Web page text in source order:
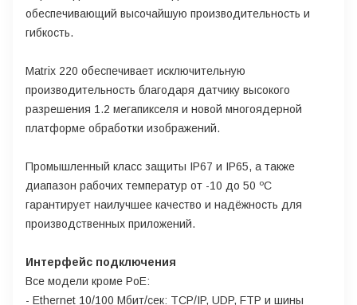
обеспечивающий высочайшую производительность и
гибкость.
Matrix 220 обеспечивает исключительную
производительность благодаря датчику высокого
разрешения 1.2 мегапикселя и новой многоядерной
платформе обработки изображений.
Промышленный класс защиты IP67 и IP65, а также
диапазон рабочих температур от -10 до 50 ºC
гарантирует наилучшее качество и надёжность для
производственных приложений.
Интерфейс подключения
Все модели кроме PoE:
- Ethernet 10/100 Мбит/сек: TCP/IP, UDP, FTP и шины